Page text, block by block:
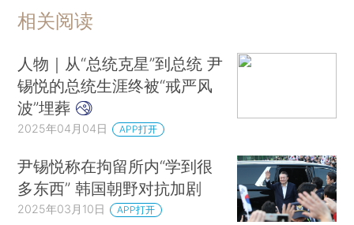
相关阅读
人物｜从“总统克星”到总统 尹
锡悦的总统生涯终被“戒严风
波”埋葬
2025年04月04日 APP打开
尹锡悦称在拘留所内“学到很
多东西” 韩国朝野对抗加剧
2025年03月10日 APP打开